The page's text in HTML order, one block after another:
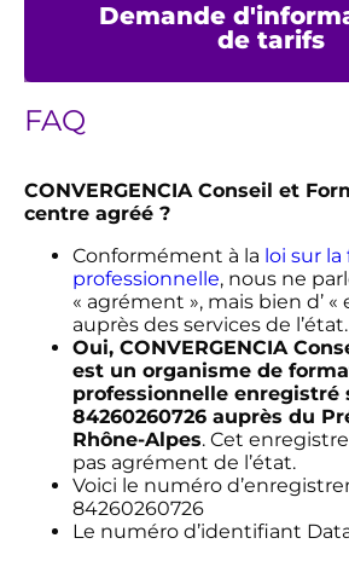
Demande
de tarifs
FAQ
CONVERGENCIA Conseil et
centre agréé ?
Conformément à la loi sur
professionnelle, nous ne
« agrément », mais bien d’
auprès des services de l’état.
Oui, CONVERGENCIA
est un organisme de
professionnelle enregistré
84260260726 auprès du
Rhône-Alpes. Cet
pas agrément de l’état.
Voici le numéro
84260260726
Le numéro d’identifiant